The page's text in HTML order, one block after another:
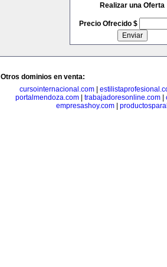
Realizar una Oferta
Precio Ofrecido $
Otros dominios en venta:
cursointernacional.com|
portalmendoza.com| trabajadoresonline.com|
empresashoy.com|